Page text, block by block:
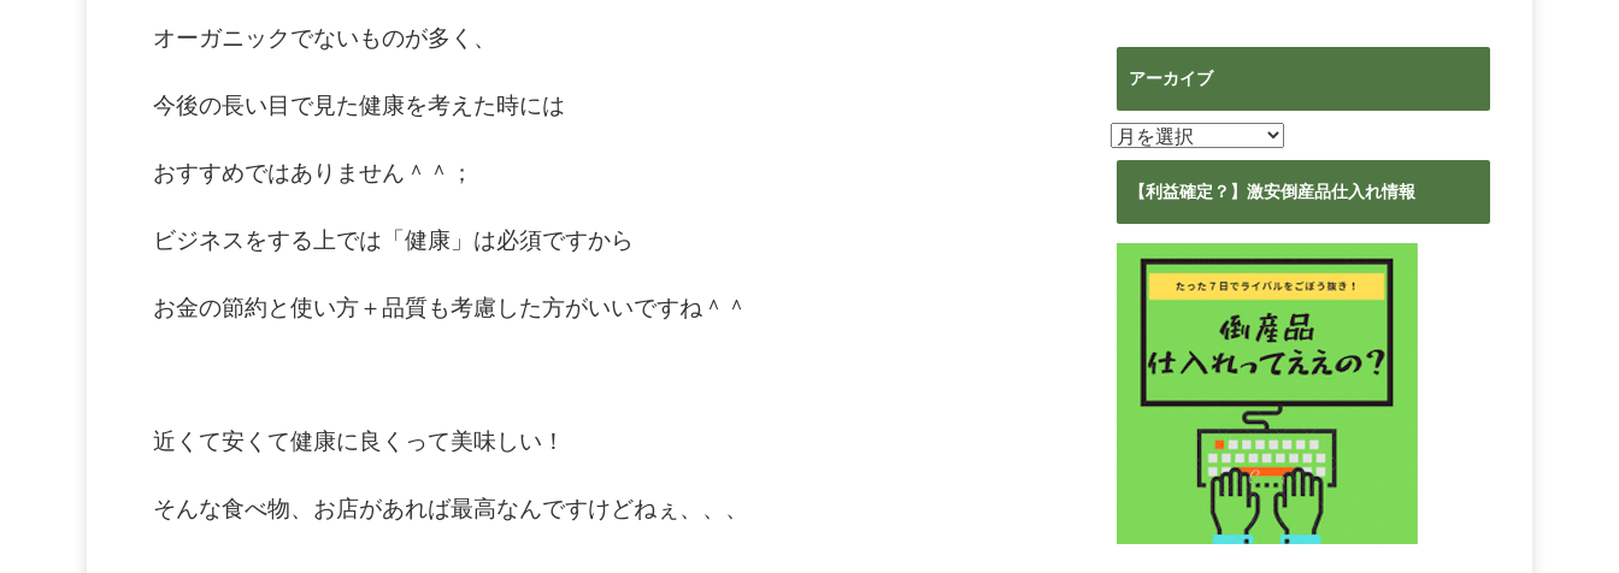
オーガニックでないものが多く、
今後の長い目で見た健康を考えた時には
おすすめではありません＾＾；
ビジネスをする上では「健康」は必須ですから
お金の節約と使い方＋品質も考慮した方がいいですね＾＾
近くて安くて健康に良くって美味しい！
そんな食べ物、お店があれば最高なんですけどねぇ、、、
アーカイブ
ア
ー
【利益確定？】激安倒産品仕入れ情報